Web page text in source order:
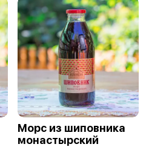
Морс из шиповника
монастырский